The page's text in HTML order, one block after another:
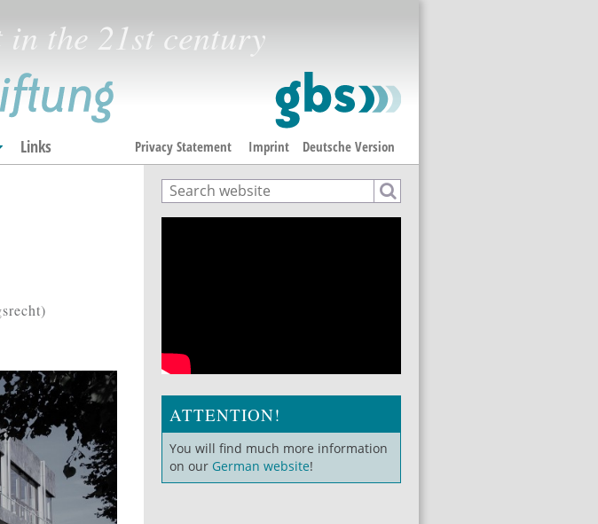
the 21st century
Deutsche Version
Links Privacy Statement Imprint
Search form
Search
ATTENTION!
You will find much more information
on our German website!